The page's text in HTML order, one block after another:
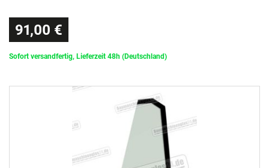
91,00 €
Sofort versandfertig, Lieferzeit 48h (Deutschland)